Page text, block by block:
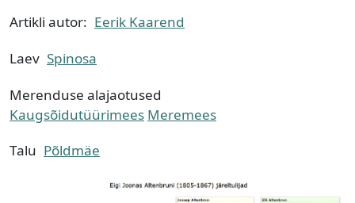
Artikli autor: Eerik Kaarend
Laev Spinosa
Merenduse alajaotused
Kaugsõidutüürimees Meremees
Talu Põldmäe